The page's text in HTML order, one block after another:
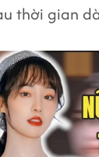
thời gian